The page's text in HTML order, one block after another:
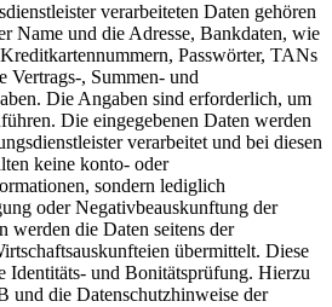
verarbeiteten Daten gehören
Name und die Adresse, Bankdaten, wie
Passwörter, TANs
Vertrags-, Summen- und
Die Angaben sind erforderlich, um
Die eingegebenen Daten werden
verarbeitet und bei diesen
keine konto- oder
sondern lediglich
oder Negativbeauskunftung der
werden die Daten seitens der
übermittelt. Diese
Identitäts- und Bonitätsprüfung. Hierzu
und die Datenschutzhinweise der